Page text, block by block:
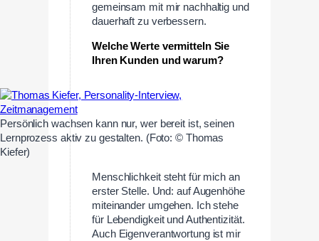
gemeinsam mit mir nachhaltig und
dauerhaft zu verbessern.
Welche Werte vermitteln Sie
Ihren Kunden und warum?
Persönlich wachsen kann nur, wer bereit ist, seinen
Lernprozess aktiv zu gestalten. (Foto: © Thomas
Kiefer)
Menschlichkeit steht für mich an
erster Stelle. Und: auf Augenhöhe
miteinander umgehen. Ich stehe
für Lebendigkeit und Authentizität.
Auch Eigenverantwortung ist mir